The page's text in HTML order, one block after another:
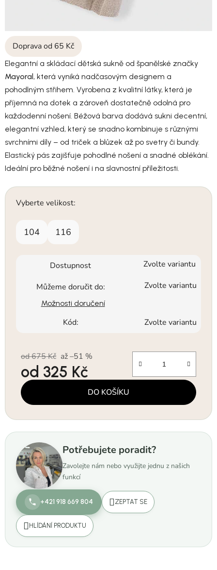
Doprava od 65 Kč
Elegantní a skládací dětská sukně od španělské značky
Mayoral, která vyniká nadčasovým designem a
pohodlným střihem. Vyrobena z kvalitní látky, která je
příjemná na dotek a zároveň dostatečně odolná pro
každodenní nošení. Béžová barva dodává sukni decentní,
elegantní vzhled, který se snadno kombinuje s různými
svrchními díly – od triček a blůzek až po svetry či bundy.
Elastický pás zajišťuje pohodlné nošení a snadné oblékání.
Ideální pro běžné nošení i na slavnostní příležitosti.
Vyberte velikost:
104 116
Dostupnost Zvolte variantu
Můžeme doručit do: Zvolte variantu
Možnosti doručení
Kód: Zvolte variantu
od 675 Kč až –51 %
od 325 Kč
Měrná cena: DO KOŠÍKU
Potřebujete poradit?
Zavolejte nám nebo využijte jednu z našich
funkcí
+421 918 669 804 ZEPTAT SE
HLÍDÁNÍ PRODUKTU